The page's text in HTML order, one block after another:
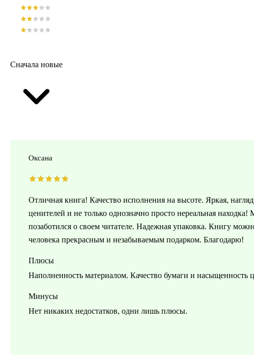
Сначала новые
Оксана
Отличная книга! Качество исполнения на высоте. Яркая,
ценителей и не только однозначно просто нереальная
позаботился о своем читателе. Надежная упаковка. Книгу
человека прекрасным и незабываемым подарком. Благодарю!
Плюсы
Наполненность материалом. Качество бумаги и насыщенность
Минусы
Нет никаких недостатков, одни лишь плюсы.